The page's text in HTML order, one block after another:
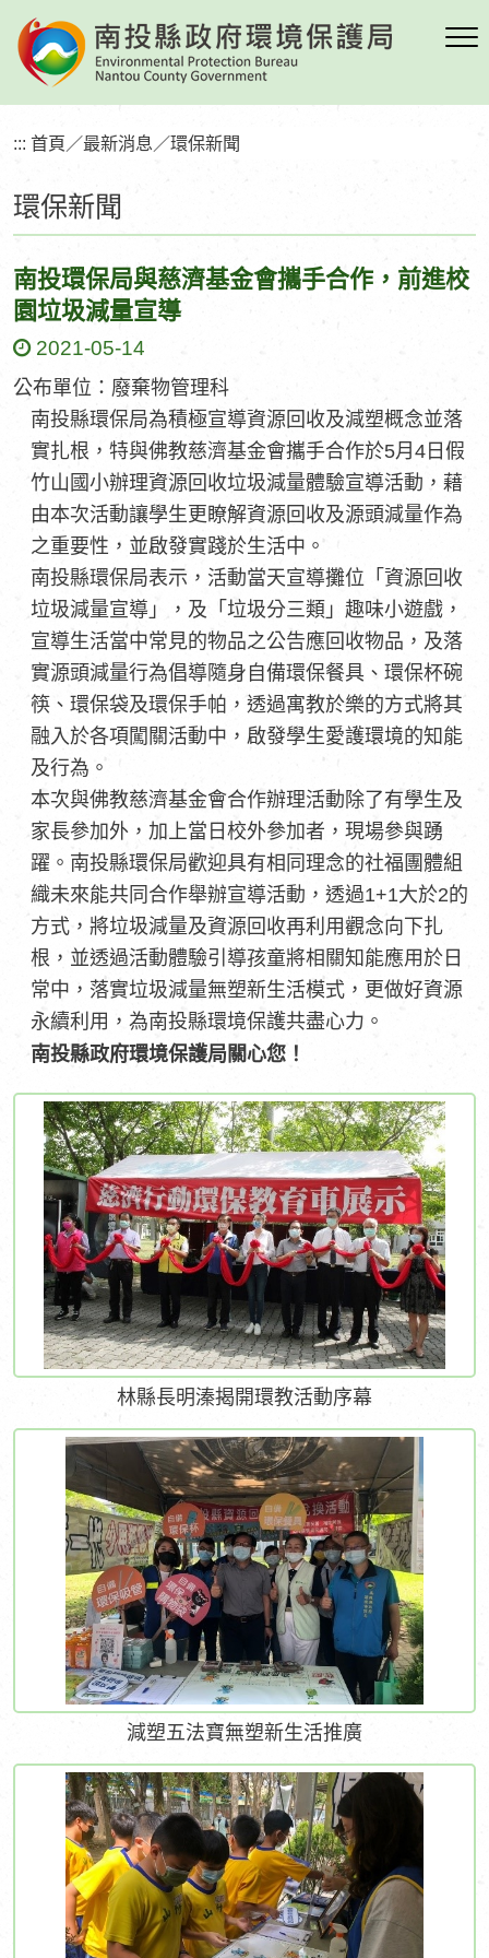
到
要
區
塊環保新聞
::: 首頁 ／最新消息 ／環保新聞
南投環保局與慈濟基金會攜手合作，前進校
園垃圾減量宣導
2021-05-14
公布單位：廢棄物管理科
南投縣環保局為積極宣導資源回收及減塑概念並落
實扎根，特與佛教慈濟基金會攜手合作於5月4日假
竹山國小辦理資源回收垃圾減量體驗宣導活動，藉
由本次活動讓學生更瞭解資源回收及源頭減量作為
之重要性，並啟發實踐於生活中。
南投縣環保局表示，活動當天宣導攤位「資源回收
垃圾減量宣導」，及「垃圾分三類」趣味小遊戲，
宣導生活當中常見的物品之公告應回收物品，及落
實源頭減量行為倡導隨身自備環保餐具、環保杯碗
筷、環保袋及環保手帕，透過寓教於樂的方式將其
融入於各項闖關活動中，啟發學生愛護環境的知能
及行為。
本次與佛教慈濟基金會合作辦理活動除了有學生及
家長參加外，加上當日校外參加者，現場參與踴
躍。南投縣環保局歡迎具有相同理念的社福團體組
織未來能共同合作舉辦宣導活動，透過1+1大於2的
方式，將垃圾減量及資源回收再利用觀念向下扎
根，並透過活動體驗引導孩童將相關知能應用於日
常中，落實垃圾減量無塑新生活模式，更做好資源
永續利用，為南投縣環境保護共盡心力。
南投縣政府環境保護局關心您！
林縣長明溱揭開環教活動序幕
減塑五法寶無塑新生活推廣